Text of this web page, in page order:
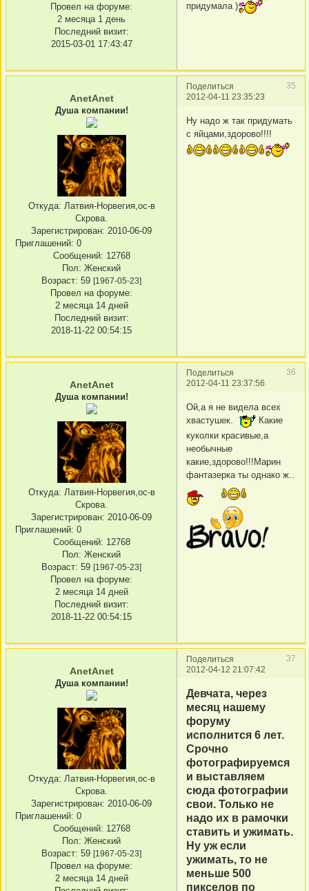
Провел на форуме:
2 месяца 1 день
Последний визит:
2015-03-01 17:43:47
придумала )
Поделиться
35
2012-04-11 23:35:23
AnetAnet
Душа компании!
Откуда: Латвия-Норвегия,ос-в
Скрова.
Зарегистрирован: 2010-06-09
Приглашений: 0
Сообщений: 12768
Пол: Женский
Возраст: 59 [1967-05-23]
Провел на форуме:
2 месяца 14 дней
Последний визит:
2018-11-22 00:54:15
Ну надо ж так придумать
с яйцами,здорово!!!!
Поделиться
36
2012-04-11 23:37:56
AnetAnet
Душа компании!
Откуда: Латвия-Норвегия,ос-в
Скрова.
Зарегистрирован: 2010-06-09
Приглашений: 0
Сообщений: 12768
Пол: Женский
Возраст: 59 [1967-05-23]
Провел на форуме:
2 месяца 14 дней
Последний визит:
2018-11-22 00:54:15
Ой,а я не видела всех
хвастушек.
Какие
куколки красивые,а
необычные
какие,здорово!!!Марин
фантазерка ты однако ж..
Поделиться
37
2012-04-12 21:07:42
AnetAnet
Душа компании!
Откуда: Латвия-Норвегия,ос-в
Скрова.
Зарегистрирован: 2010-06-09
Приглашений: 0
Сообщений: 12768
Пол: Женский
Возраст: 59 [1967-05-23]
Провел на форуме:
2 месяца 14 дней
Девчата, через
месяц нашему
форуму
исполнится 6 лет.
Срочно
фотографируемся
и выставляем
сюда фотографии
свои. Только не
надо их в рамочки
ставить и ужимать.
Ну уж если
ужимать, то не
меньше 500
пикселов по